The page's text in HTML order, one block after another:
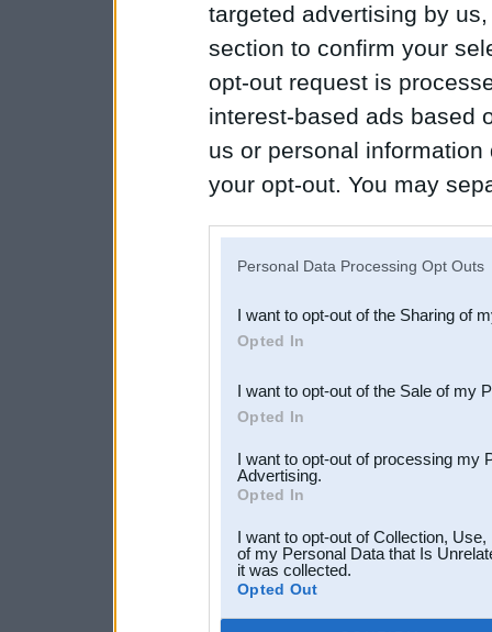
targeted advertising by
section to confirm your
opt-out request is
interest-based ads based
us or personal
your opt-out. You may
Downstream Participants
third parties.
Personal Data Processing Opt Outs
I want to opt-out of the Sharing of
Opted In
I want to opt-out of the Sale of my
Opted In
I want to opt-out of processing my
Advertising.
Opted In
I want to opt-out of Collection,
of my Personal Data that Is
it was collected.
Opted Out